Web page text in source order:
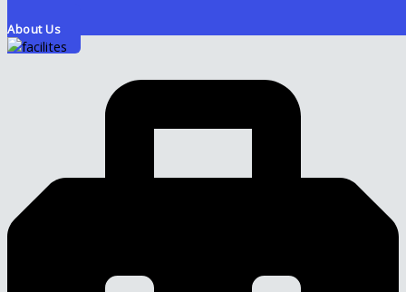
About Us